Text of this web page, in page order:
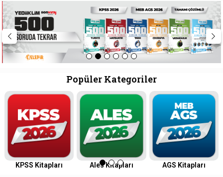
Popüler Kategoriler
KPSS Kitapları Ales Kitapları AGS Kitapları